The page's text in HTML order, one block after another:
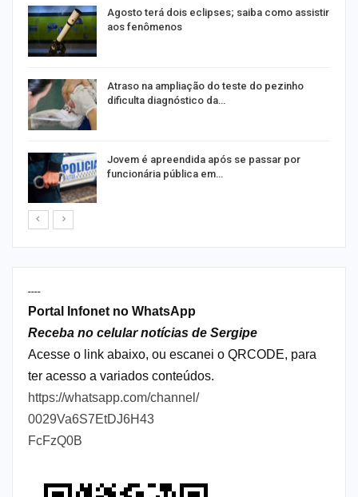
Agosto terá dois eclipses; saiba como assistir
aos fenômenos
Atraso na ampliação do teste do pezinho
dificulta diagnóstico da…
Jovem é apreendida após se passar por
funcionária pública em…
----
Portal Infonet no WhatsApp
Receba no celular notícias de Sergipe
Acesse o link abaixo, ou escanei o QRCODE, para
ter acesso a variados conteúdos.
https://whatsapp.com/channel/
0029Va6S7EtDJ6H43
FcFzQ0B